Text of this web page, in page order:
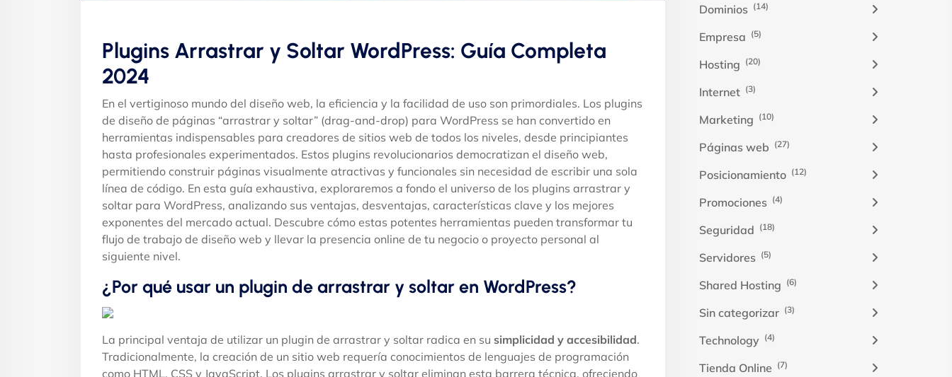
Plugins Arrastrar y Soltar WordPress: Guía Completa
2024
En el vertiginoso mundo del diseño web, la eficiencia y la facilidad de uso son primordiales. Los plugins
de diseño de páginas “arrastrar y soltar” (drag-and-drop) para WordPress se han convertido en
herramientas indispensables para creadores de sitios web de todos los niveles, desde principiantes
hasta profesionales experimentados. Estos plugins revolucionarios democratizan el diseño web,
permitiendo construir páginas visualmente atractivas y funcionales sin necesidad de escribir una sola
línea de código. En esta guía exhaustiva, exploraremos a fondo el universo de los plugins arrastrar y
soltar para WordPress, analizando sus ventajas, desventajas, características clave y los mejores
exponentes del mercado actual. Descubre cómo estas potentes herramientas pueden transformar tu
flujo de trabajo de diseño web y llevar la presencia online de tu negocio o proyecto personal al
siguiente nivel.
¿Por qué usar un plugin de arrastrar y soltar en WordPress?
La principal ventaja de utilizar un plugin de arrastrar y soltar radica en su simplicidad y accesibilidad.
Tradicionalmente, la creación de un sitio web requería conocimientos de lenguajes de programación
como HTML, CSS y JavaScript. Los plugins arrastrar y soltar eliminan esta barrera técnica, ofreciendo
Dominios (14)
Empresa (5)
Hosting (20)
Internet (3)
Marketing (10)
Páginas web (27)
Posicionamiento (12)
Promociones (4)
Seguridad (18)
Servidores (5)
Shared Hosting (6)
Sin categorizar (3)
Technology (4)
Tienda Online (7)